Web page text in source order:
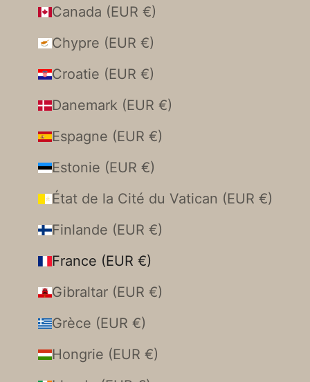
Canada (EUR €)
Chypre (EUR €)
Croatie (EUR €)
Danemark (EUR €)
Espagne (EUR €)
Estonie (EUR €)
État de la Cité du Vatican (EUR €)
Finlande (EUR €)
France (EUR €)
Gibraltar (EUR €)
Grèce (EUR €)
Hongrie (EUR €)